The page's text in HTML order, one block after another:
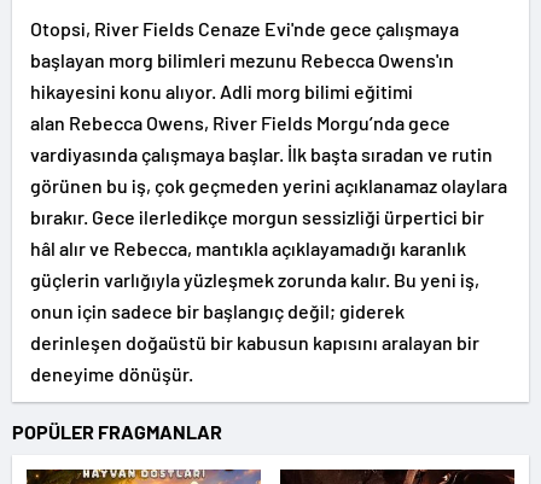
Otopsi, River Fields Cenaze Evi'nde gece çalışmaya
başlayan morg bilimleri mezunu Rebecca Owens'ın
hikayesini konu alıyor. Adli morg bilimi eğitimi
alan Rebecca Owens, River Fields Morgu’nda gece
vardiyasında çalışmaya başlar. İlk başta sıradan ve rutin
görünen bu iş, çok geçmeden yerini açıklanamaz olaylara
bırakır. Gece ilerledikçe morgun sessizliği ürpertici bir
hâl alır ve Rebecca, mantıkla açıklayamadığı karanlık
güçlerin varlığıyla yüzleşmek zorunda kalır. Bu yeni iş,
onun için sadece bir başlangıç değil; giderek
derinleşen doğaüstü bir kabusun kapısını aralayan bir
deneyime dönüşür.
POPÜLER FRAGMANLAR